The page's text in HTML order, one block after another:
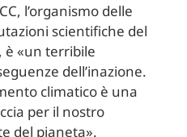
l’organismo delle
scientifiche del
è «un terribile
dell’inazione.
climatico è una
per il nostro
del pianeta».